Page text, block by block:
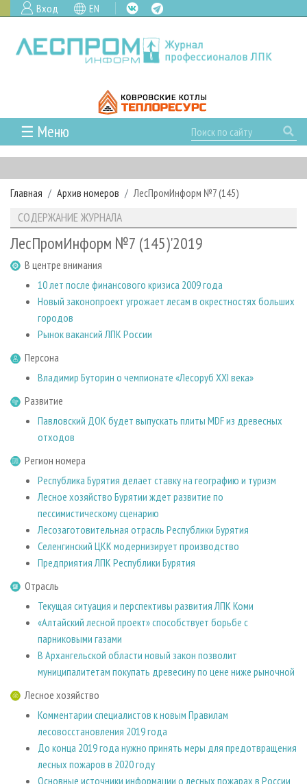
Вход EN
☰ Меню
ГЛАВНАЯ
РУБРИКИ И ТЕМЫ
РУБРИКИ ЖУРНАЛА
ЛЕСНОЕ ХОЗЯЙСТВО
ЛЕСОЗАГОТОВКА
ЛЕСОПИЛЕНИЕ
ДЕРЕВООБРАБОТКА
СУШКА ДРЕВЕСИНЫ
ПРОИЗВОДСТВО ДРЕВЕСНЫХ ПЛИТ
ДЕРЕВЯННОЕ ДОМОСТРОЕНИЕ
ПРОИЗВОДСТВО МЕБЕЛИ
БИОЭНЕРГЕТИКА
НОВОСТИ
КАЛЕНДАРЬ СОБЫТИЙ
НОВОСТИ ЛПК
НОВОСТИ ЖУРНАЛА
НОВОСТИ КОМПАНИЙ
ПРОЕКТЫ ЛПИ
АНАЛИТИКА
ПРЕДПРИЯТИЯ ЛПК
ЛЕСНЫЕ РЕГИОНЫ РОССИИ
ПЕРСОНЫ
МОБИЛЬНЫЕ ВЫСТАВКИ
ОФИЦИАЛЬНЫЕ ДЕЛЕГАЦИИ
ПРИОРИТЕТНЫЕ ИНВЕСТПРОЕКТЫ
RUSSIAN FORESTRY REVIEW
ГАЗЕТА ЛЕСПРОМФОРУМ
АРХИВ
АРХИВ ЖУРНАЛОВ
СТАТЬИ
О ЖУРНАЛЕ
ПОДПИСКА
КОНТАКТЫ
РЕКЛАМОДАТЕЛЯМ
РЕКЛАМА
РЕКЛАМА НА САЙТЕ
Главная Архив номеров ЛесПромИнформ №7 (145)
СОДЕРЖАНИЕ ЖУРНАЛА
ЛесПромИнформ №7 (145)'2019
В центре внимания
10 лет после финансового кризиса 2009 года
Новый законопроект угрожает лесам в окрестностях больших
городов
Рынок вакансий ЛПК России
Персона
Владимир Буторин о чемпионате «Лесоруб XXI века»
Развитие
Павловский ДОК будет выпускать плиты MDF из древесных
отходов
Регион номера
Республика Бурятия делает ставку на географию и туризм
Лесное хозяйство Бурятии ждет развитие по
пессимистическому сценарию
Лесозаготовительная отрасль Республики Бурятия
Селенгинский ЦКК модернизирует производство
Предприятия ЛПК Республики Бурятия
Отрасль
Текущая ситуация и перспективы развития ЛПК Коми
«Алтайский лесной проект» способствует борьбе с
парниковыми газами
В Архангельской области новый закон позволит
муниципалитетам покупать древесину по цене ниже рыночной
Лесное хозяйство
Комментарии специалистов к новым Правилам
лесовосстановления 2019 года
До конца 2019 года нужно принять меры для предотвращения
лесных пожаров в 2020 году
Основные источники информации о лесных пожарах в России